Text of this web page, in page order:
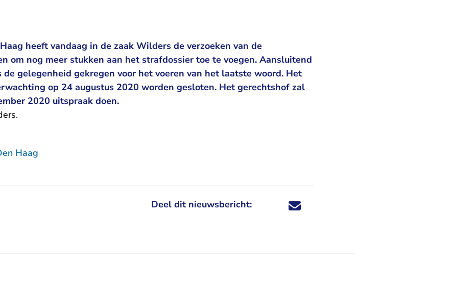
heeft vandaag in de zaak Wilders de verzoeken van de
om nog meer stukken aan het strafdossier toe te voegen. Aansluitend
gelegenheid gekregen voor het voeren van het laatste woord. Het
op 24 augustus 2020 worden gesloten. Het gerechtshof zal
2020 uitspraak doen.
.
Haag
Deel dit nieuwsbericht: Deel dit nieuwsbericht via X - U verlaat
Deel dit nieuwsbericht via Facebook - U
Deel dit nieuwsbericht via e-mail
Deel dit nieuwsbericht via LinkedIn - U